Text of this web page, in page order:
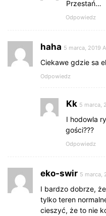
Przestań…
Odpowiedz
haha 5 marca, 2019
Ciekawe gdzie sa
Odpowiedz
Kk 5 marca,
I hodowla
gości???
Odpowiedz
eko-swir 5 marca,
I bardzo dobrze,
tylko teren
cieszyć, że to nie